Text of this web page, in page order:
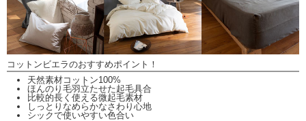
コットンビエラのおすすめポイント！
天然素材コットン100%
ほんのり毛羽立たせた起毛具合
比較的長く使える微起毛素材
しっとりなめらかなさわり心地
シックで使いやすい色合い